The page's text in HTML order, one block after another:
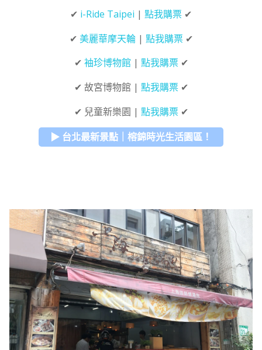
✔ i-Ride Taipei | 點我購票 ✔
✔ 美麗華摩天輪| 點我購票✔
✔ 袖珍博物館| 點我購票✔
✔ 故宮博物館 | 點我購票✔
✔ 兒童新樂園 | 點我購票✔
▶ 台北最新景點｜榕錦時光生活園區！